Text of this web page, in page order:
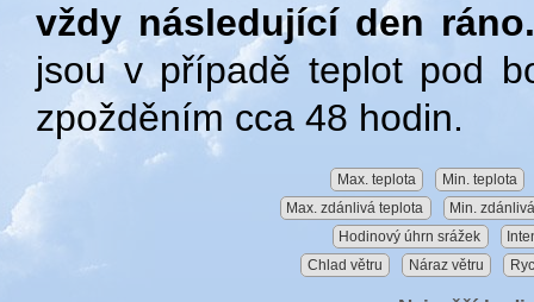
vždy následující den ráno.
jsou v případě teplot pod
zpožděním cca 48 hodin.
Max. teplota
Min. teplota
Max. zdánlivá teplota
Min.
Hodinový úhrn srážek
Chlad větru
Náraz větru